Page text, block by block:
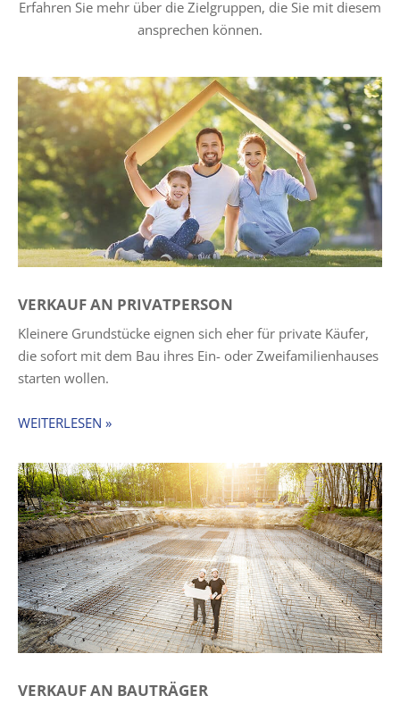
Erfahren Sie mehr über die Zielgruppen, die Sie mit diesem
ansprechen können.
VERKAUF AN PRIVATPERSON
Kleinere Grundstücke eignen sich eher für private Käufer,
die sofort mit dem Bau ihres Ein- oder Zweifamilienhauses
starten wollen.
WEITERLESEN »
VERKAUF AN BAUTRÄGER